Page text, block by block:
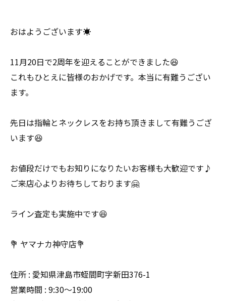
おはようございます☀
11月20日で2周年を迎えることができました😆
これもひとえに皆様のおかげです。本当に有難うござい
ます。
先日は指輪とネックレスをお持ち頂きまして有難うござ
います😆
お値段だけでもお知りになりたいお客様も大歓迎です♪
ご来店心よりお待ちしております🤗
ライン査定も実施中です😆
💐 ヤマナカ神守店💐
住所 : 愛知県津島市蛭間町字新田376-1
営業時間 : 9:30〜19:00